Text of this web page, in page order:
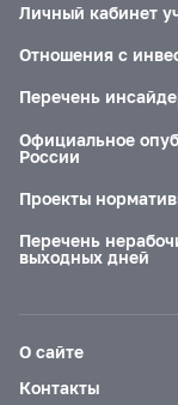
Личный кабинет
Отношения с
Перечень
Официальное
России
Проекты
Перечень
выходных дней
О сайте
Контакты